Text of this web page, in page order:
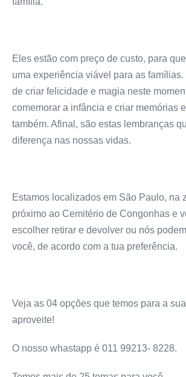
Eles estão com preço de custo, para
uma experiência viável para as
de criar felicidade e magia neste
comemorar a infância e criar memórias
também. Afinal, são estas lembranças
diferença nas nossas vidas.
Estamos localizados em São Paulo, na
próximo ao Cemitério de Congonhas e
escolher retirar e devolver ou nós
você, de acordo com a tua preferência.
Veja as 04 opções que temos para a
aproveite!
O nosso whastapp é 011 99213- 8228.